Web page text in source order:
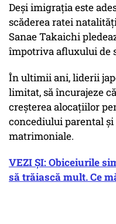
Deşi imigraţia este
scăderea ratei
Sanae Takaichi
împotriva afluxului de
În ultimii ani, liderii
limitat, să încurajeze
creşterea alocaţiilor
concediului parental
matrimoniale.
VEZI ȘI: Obiceiurile
să trăiască mult. Ce